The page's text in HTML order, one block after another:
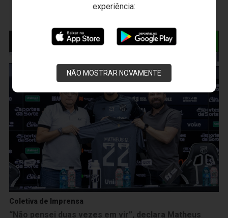
experiência:
NÃO MOSTRAR NOVAMENTE
NOTÍCIAS RELACIONADAS
Coletiva de Imprensa
“Não pensei duas vezes em vir”, declara Matheus